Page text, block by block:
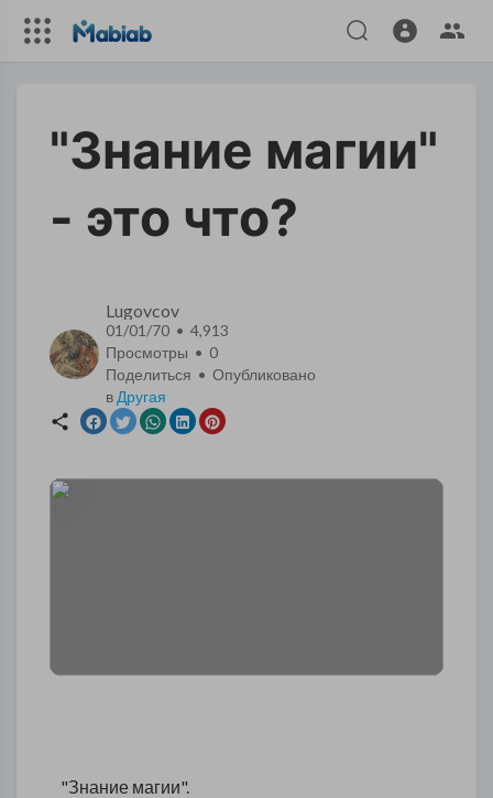
"Знание магии"
- это что?
Lugovcov
01/01/70 • 4,913
Просмотры • 0
Поделиться • Опубликовано
в Другая
"Знание магии".